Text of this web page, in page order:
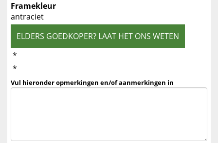
Framekleur
antraciet
ELDERS GOEDKOPER? LAAT HET ONS WETEN
*
*
Vul hieronder opmerkingen en/of aanmerkingen in